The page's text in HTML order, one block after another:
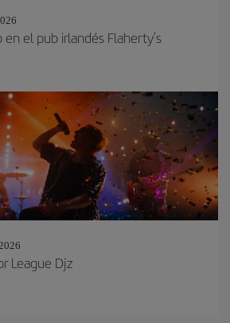
en el pub irlandés Flaherty's
League Djz